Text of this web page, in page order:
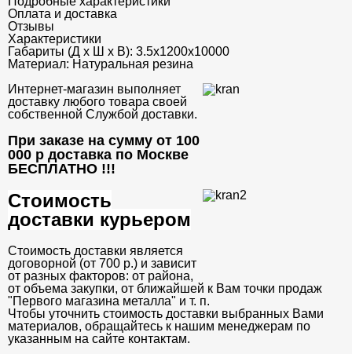
Оплата и доставка
Отзывы
Характеристики
Габариты (Д х Ш х В): 3.5х1200х10000
Материал: Натуральная резина
Интернет-магазин выполняет
доставку любого товара своей
собственной Службой доставки.
При заказе на сумму от 100
000 р доставка по Москве
БЕСПЛАТНО !!!
Стоимость
доставки курьером
Стоимость доставки является
договорной (от 700 р.) и зависит
от разных факторов: от района,
от объема закупки, от ближайшей к Вам точки продаж
"Первого магазина металла" и т. п.
Чтобы уточнить стоимость доставки выбранных Вами
материалов, обращайтесь к нашим менеджерам по
указанным на сайте контактам.